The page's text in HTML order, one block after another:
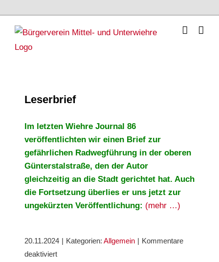
content
Leserbrief
Im letzten Wiehre Journal 86
veröffentlichten wir einen Brief zur
gefährlichen Radwegführung in der oberen
Günterstalstraße, den der Autor
gleichzeitig an die Stadt gerichtet hat. Auch
die Fortsetzung überlies er uns jetzt zur
ungekürzten Veröffentlichung: (mehr …)
20.11.2024 | Kategorien: Allgemein | Kommentare
deaktiviertfür